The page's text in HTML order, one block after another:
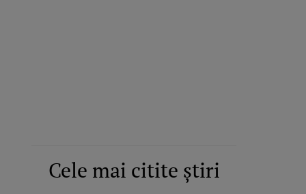
Cele mai citite știri